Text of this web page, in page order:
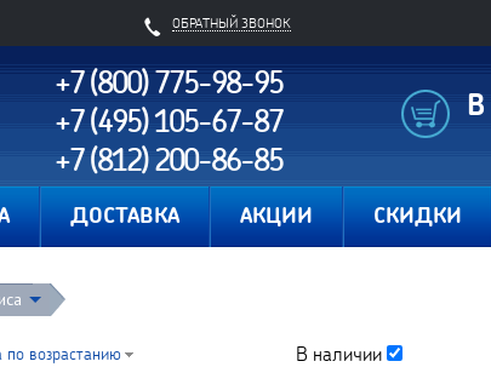
ОБРАТНЫЙ ЗВОНОК
+7 (800) 775-98-95
+7 (495) 105-67-87
+7 (812) 200-86-85
ДОСТАВКА АКЦИИ СКИДКИ
В наличии
по возрастанию